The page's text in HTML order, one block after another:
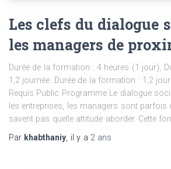
Les clefs du dialogue
les managers de
Durée de la formation : 4 heures (1 jour),
1,2 journée. Durée de la formation : 1,2
Requis Public Programme Le dialogue
les entreprises, les managers sont parfois
savent pas quelle attitude aborder. Cette
Par khabthaniy , il y a 2 ans